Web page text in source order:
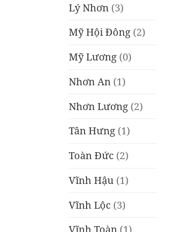
Lý Nhơn (3)
Mỹ Hội Đông (2)
Mỹ Lương (0)
Nhơn An (1)
Nhơn Lương (2)
Tân Hưng (1)
Toàn Đức (2)
Vĩnh Hậu (1)
Vĩnh Lộc (3)